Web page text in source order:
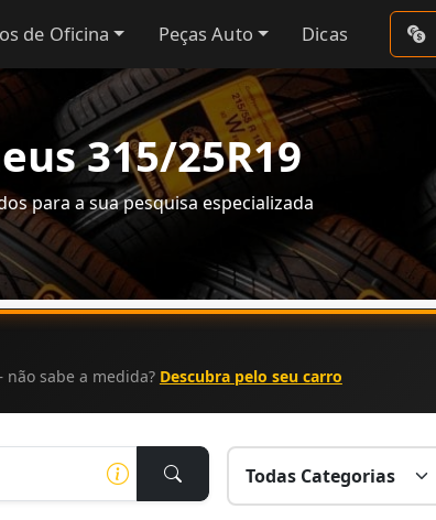
de Oficina Peças Auto Dicas
315/25R19
para a sua pesquisa especializada
sabe a medida? Descubra pelo seu carro